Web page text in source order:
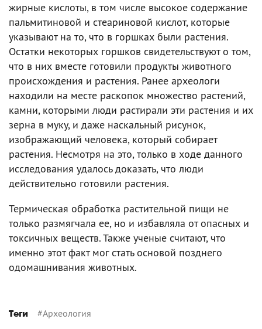
жирные кислоты, в том числе высокое содержание
пальмитиновой и стеариновой кислот, которые
указывают на то, что в горшках были растения.
Остатки некоторых горшков свидетельствуют о том,
что в них вместе готовили продукты животного
происхождения и растения. Ранее археологи
находили на месте раскопок множество растений,
камни, которыми люди растирали эти растения и их
зерна в муку, и даже наскальный рисунок,
изображающий человека, который собирает
растения. Несмотря на это, только в ходе данного
исследования удалось доказать, что люди
действительно готовили растения.
Термическая обработка растительной пищи не
только размягчала ее, но и избавляла от опасных и
токсичных веществ. Также ученые считают, что
именно этот факт мог стать основой позднего
одомашнивания животных.
Теги #Археология